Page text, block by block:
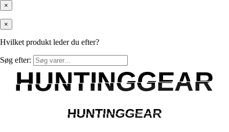
×
×
Hvilket produkt leder du efter?
Søg efter:
HUNTINGGEAR
HUNTINGGEAR
HUNTINGGEAR
HUNTINGGEAR